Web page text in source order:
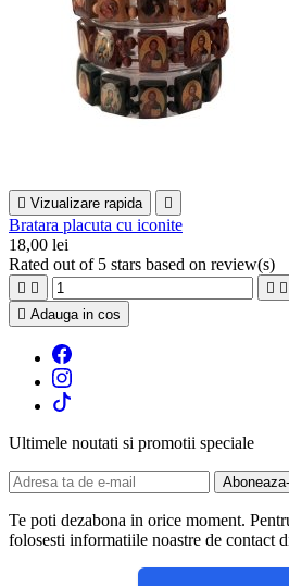
 Vizualizare rapida 
Bratara placuta cu iconite
18,00 lei
Rated out of 5 stars based on review(s)
   
 Adauga in cos
Ultimele noutati si promotii speciale
Te poti dezabona in orice moment.
folosesti informatiile noastre de contact